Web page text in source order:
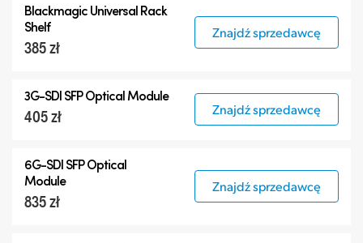
Blackmagic Universal Rack
Shelf
385 zł
Znajdź sprzedawcę
3G-SDI SFP Optical Module
405 zł Znajdź sprzedawcę
6G-SDI SFP Optical
Module
835 zł
Znajdź sprzedawcę